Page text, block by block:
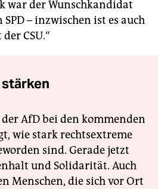
war der Wunschkandidat
– inzwischen ist es auch
CSU.“
AfD bei den kommenden
wie stark rechtsextreme
sind. Gerade jetzt
und Solidarität. Auch
Menschen, die sich vor Ort